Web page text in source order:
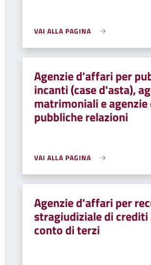
VAI ALLA PAGINA
Agenzie d'affari per
incanti (case d'asta),
matrimoniali e agenzie
pubbliche relazioni
VAI ALLA PAGINA
Agenzie d'affari per
stragiudiziale di crediti
conto di terzi